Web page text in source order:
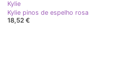
Kylie
Kylie pinos de espelho rosa
18,52 €